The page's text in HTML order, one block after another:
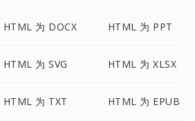
HTML 为 DOCX HTML 为 PPT
HTML 为 SVG HTML 为 XLSX
HTML 为 TXT HTML 为 EPUB